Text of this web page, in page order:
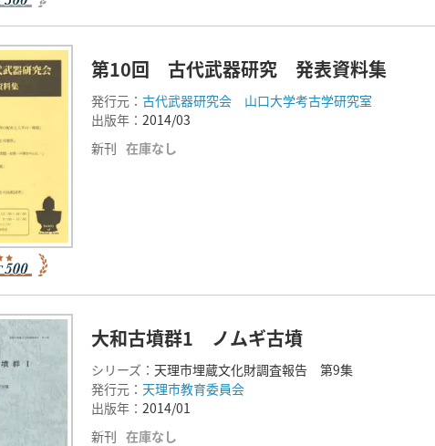
第10回 古代武器研究 発表資料集
発行元： 古代武器研究会 山口大学考古学研究室
出版年： 2014/03
新刊 在庫なし
大和古墳群1 ノムギ古墳
シリーズ： 天理市埋蔵文化財調査報告 第9集
発行元： 天理市教育委員会
出版年： 2014/01
新刊 在庫なし